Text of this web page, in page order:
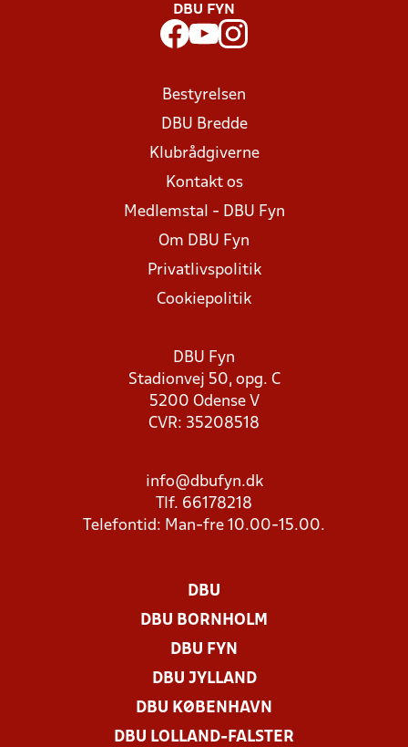
DBU FYN
Bestyrelsen
DBU Bredde
Klubrådgiverne
Kontakt os
Medlemstal - DBU Fyn
Om DBU Fyn
Privatlivspolitik
Cookiepolitik
DBU Fyn
Stadionvej 50, opg. C
5200 Odense V
CVR: 35208518
info@dbufyn.dk
Tlf. 66178218
Telefontid: Man-fre 10.00-15.00.
DBU
DBU BORNHOLM
DBU FYN
DBU JYLLAND
DBU KØBENHAVN
DBU LOLLAND-FALSTER